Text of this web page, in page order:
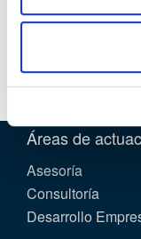
nuestraPolítica
nosotros....
Áreas de
Asesoría
Consultoría
Desarrollo